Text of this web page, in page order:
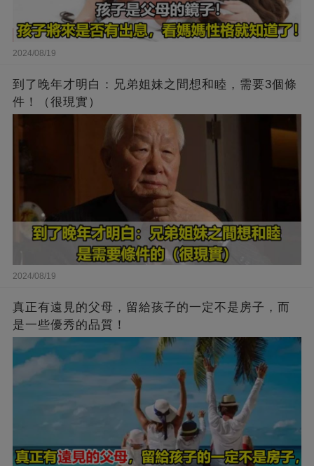
2024/08/19
到了晚年才明白：兄弟姐妹之間想和睦，需要3個條
件！（很現實）
2024/08/19
真正有遠見的父母，留給孩子的一定不是房子，而
是一些優秀的品質！